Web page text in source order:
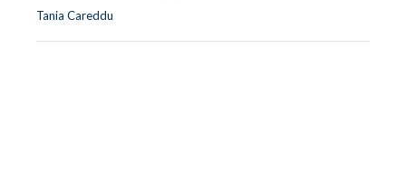
Tania Careddu